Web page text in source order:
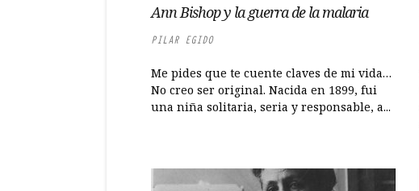
Ann Bishop y la guerra de la malaria
PILAR EGIDO
Me pides que te cuente claves de mi vida…
No creo ser original. Nacida en 1899, fui
una niña solitaria, seria y responsable, a...